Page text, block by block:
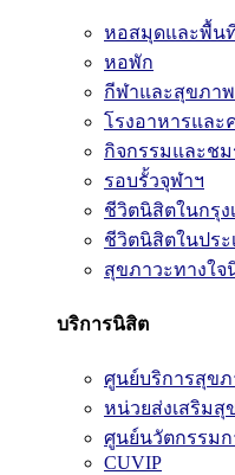
หอสมุดและพื้น
หอพัก
กีฬาและสุขภา
โรงอาหารและ
กิจกรรมและชม
รอบรั้วจุฬาฯ
ชีวิตนิสิตในกรุง
ชีวิตนิสิตในประ
สุขภาวะทางใจ
บริการนิสิต
ศูนย์บริการสุข
หน่วยส่งเสริมสุ
ศูนย์นวัตกรรมก
CUVIP